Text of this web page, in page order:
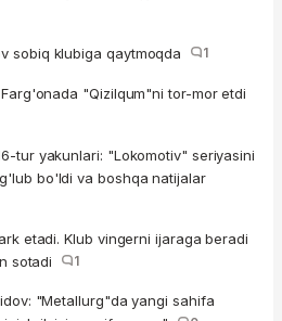
sobiq klubiga qaytmoqda 1
"Qizilqum"ni tor-mor etdi
tur yakunlari: "Lokomotiv" seriyasini
bo'ldi va boshqa natijalar
etadi. Klub vingerni ijaraga beradi
sotadi
1
"Metallurg"da yangi sahifa